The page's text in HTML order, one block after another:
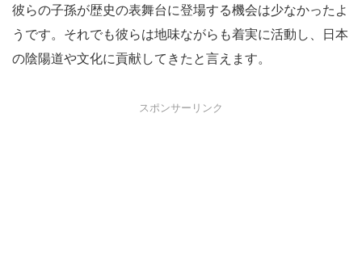
彼らの子孫が歴史の表舞台に登場する機会は少なかったよ
うです。それでも彼らは地味ながらも着実に活動し、日本
の陰陽道や文化に貢献してきたと言えます。
スポンサーリンク